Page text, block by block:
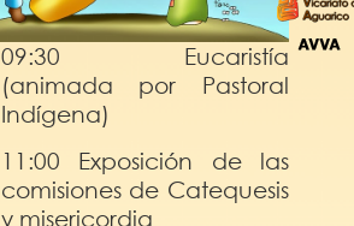
09:30 Eucaristía
(animada por Pastoral
Indígena)
11:00 Exposición de las
comisiones de Catequesis
y misericordia